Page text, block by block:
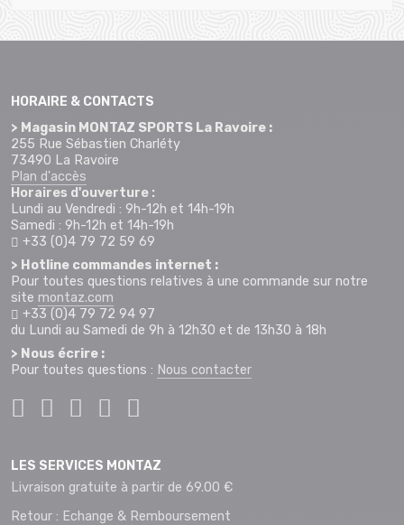
HORAIRE & CONTACTS
> Magasin MONTAZ SPORTS La Ravoire :
255 Rue Sébastien Charléty
73490 La Ravoire
Plan d'accès
Horaires d'ouverture :
Lundi au Vendredi : 9h-12h et 14h-19h
Samedi : 9h-12h et 14h-19h
+33 (0)4 79 72 59 69
> Hotline commandes internet :
Pour toutes questions relatives à une commande sur notre
site montaz.com
+33 (0)4 79 72 94 97
du Lundi au Samedi de 9h à 12h30 et de 13h30 à 18h
> Nous écrire :
Pour toutes questions : Nous contacter
LES SERVICES MONTAZ
Livraison gratuite à partir de 69.00 €
Retour : Echange & Remboursement